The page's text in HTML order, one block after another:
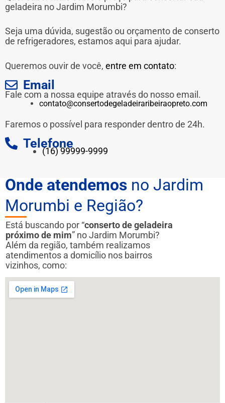
geladeira no Jardim Morumbi?
Seja uma dúvida, sugestão ou orçamento de conserto
de refrigeradores, estamos aqui para ajudar.
Queremos ouvir de você, entre em contato:
Email
Fale com a nossa equipe através do nosso email.
contato@consertodegeladeiraribeiraopreto.com
Faremos o possível para responder dentro de 24h.
Telefone
(16) 99999-9999
Onde atendemos no Jardim
Morumbi e Região?
Está buscando por “conserto de geladeira
próximo de mim” no Jardim Morumbi?
Além da região, também realizamos
atendimentos a domicílio nos bairros
vizinhos, como: